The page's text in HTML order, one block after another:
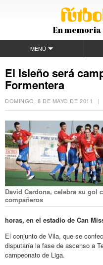
En
MENÚ
El Isleño será
Formentera
DOMINGO, 8 DE MAYO DE 2011 |
David Cardona, celebra su gol
compañeros
horas, en el estadio de Can
El conjunto de Vila, que se
disputaría la fase de ascenso a
campeonato de Liga.